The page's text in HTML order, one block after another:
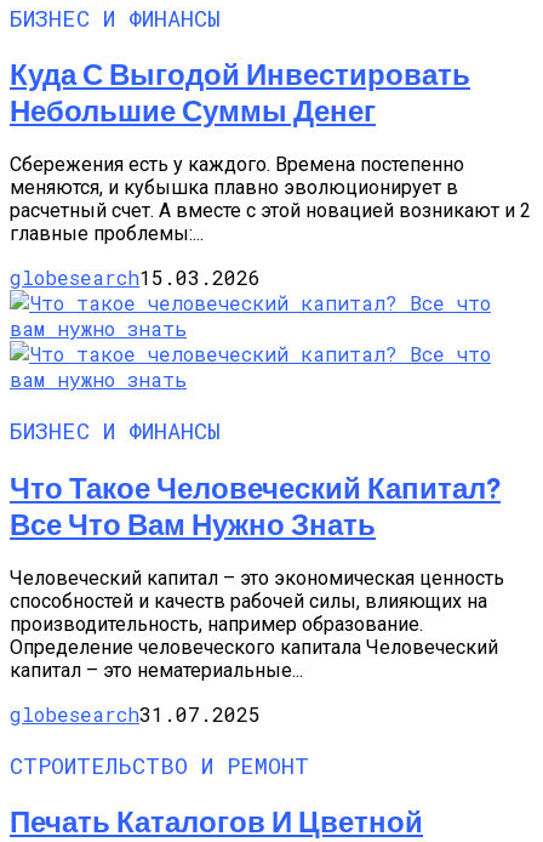
БИЗНЕС И ФИНАНСЫ
Куда С Выгодой Инвестировать
Небольшие Суммы Денег
Сбережения есть у каждого. Времена постепенно
меняются, и кубышка плавно эволюционирует в
расчетный счет. А вместе с этой новацией возникают и 2
главные проблемы:...
globesearch15.03.2026
БИЗНЕС И ФИНАНСЫ
Что Такое Человеческий Капитал?
Все Что Вам Нужно Знать
Человеческий капитал – это экономическая ценность
способностей и качеств рабочей силы, влияющих на
производительность, например образование.
Определение человеческого капитала Человеческий
капитал – это нематериальные...
globesearch31.07.2025
СТРОИТЕЛЬСТВО И РЕМОНТ
Печать Каталогов И Цветной